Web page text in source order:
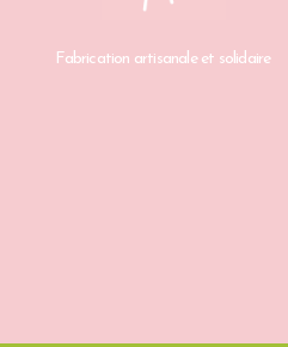
Fabrication artisanale et solidaire